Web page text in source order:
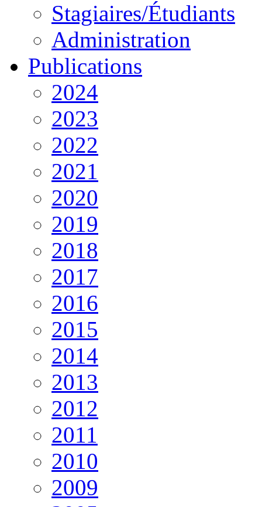
Stagiaires/Étudiants
Administration
Publications
2024
2023
2022
2021
2020
2019
2018
2017
2016
2015
2014
2013
2012
2011
2010
2009